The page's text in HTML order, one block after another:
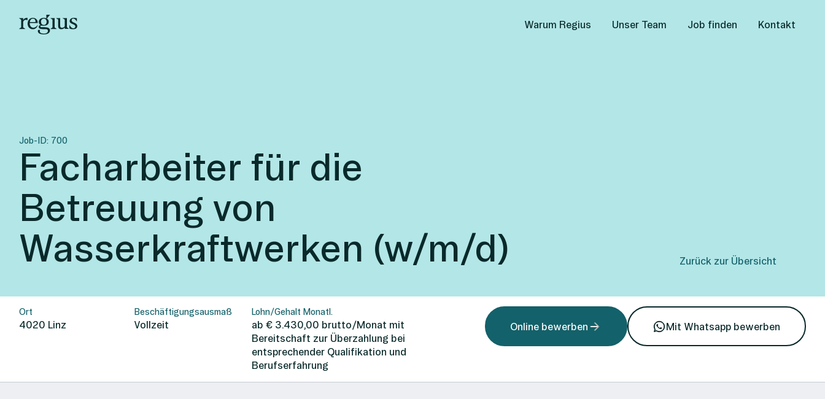
Warum Regius Unser Team Job finden Kontakt
Job-ID: 700
Facharbeiter für die
Betreuung von
Wasserkraftwerken (w/m/d)
Zurück zur Übersicht
Ort
4020 Linz
Beschäftigungsausmaß
Vollzeit
Lohn/Gehalt Monatl.
ab € 3.430,00 brutto/Monat mit
Bereitschaft zur Überzahlung bei
entsprechender Qualifikation und
Berufserfahrung
Online bewerben Mit Whatsapp bewerben